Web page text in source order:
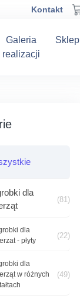
Kontakt
Galeria
realizacji
Sklep
dla
(81)
dla
- płyty
(22)
dla
w różnych
(49)